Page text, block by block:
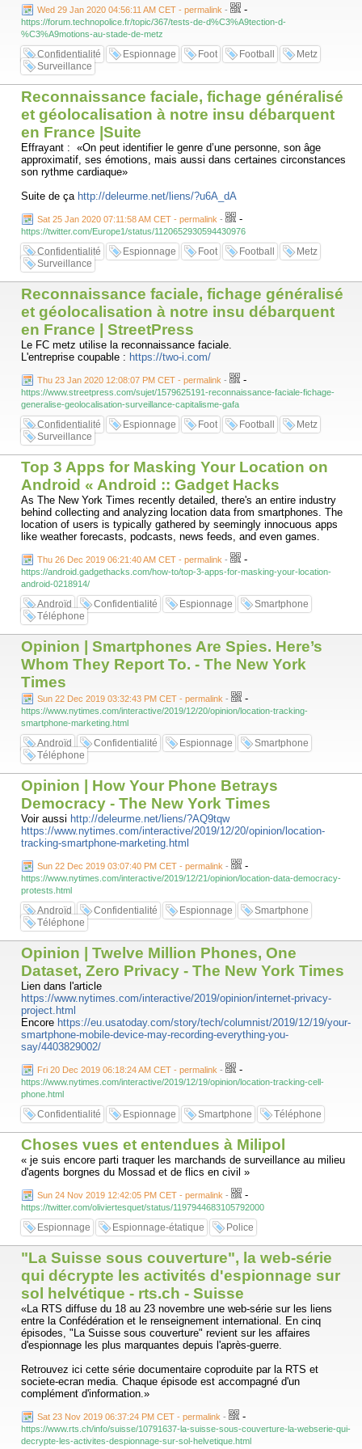
Wed 29 Jan 2020 04:56:11 AM CET - permalink - -
https://forum.technopolice.fr/topic/367/tests-de-d%C3%A9tection-d-
%C3%A9motions-au-stade-de-metz
Confidentialité Espionnage Foot Football
Metz
Surveillance
Reconnaissance faciale, fichage généralisé
et géolocalisation à notre insu débarquent
en France |Suite
Effrayant : «On peut identifier le genre d’une personne, son âge
approximatif, ses émotions, mais aussi dans certaines circonstances
son rythme cardiaque»
Suite de ça http://deleurme.net/liens/?u6A_dA
Sat 25 Jan 2020 07:11:58 AM CET - permalink - -
https://twitter.com/Europe1/status/1120652930594430976
Confidentialité Espionnage Foot Football
Metz
Surveillance
Reconnaissance faciale, fichage généralisé
et géolocalisation à notre insu débarquent
en France | StreetPress
Le FC metz utilise la reconnaissance faciale.
L'entreprise coupable : https://two-i.com/
Thu 23 Jan 2020 12:08:07 PM CET - permalink - -
https://www.streetpress.com/sujet/1579625191-reconnaissance-faciale-fichage-
generalise-geolocalisation-surveillance-capitalisme-gafa
Confidentialité Espionnage Foot Football
Metz
Surveillance
Top 3 Apps for Masking Your Location on
Android « Android :: Gadget Hacks
As The New York Times recently detailed, there's an entire industry
behind collecting and analyzing location data from smartphones. The
location of users is typically gathered by seemingly innocuous apps
like weather forecasts, podcasts, news feeds, and even games.
Thu 26 Dec 2019 06:21:40 AM CET - permalink - -
https://android.gadgethacks.com/how-to/top-3-apps-for-masking-your-location-
android-0218914/
Androïd Confidentialité Espionnage
Smartphone
Téléphone
Opinion | Smartphones Are Spies. Here’s
Whom They Report To. - The New York
Times
Sun 22 Dec 2019 03:32:43 PM CET - permalink - -
https://www.nytimes.com/interactive/2019/12/20/opinion/location-tracking-
smartphone-marketing.html
Androïd Confidentialité Espionnage
Smartphone
Téléphone
Opinion | How Your Phone Betrays
Democracy - The New York Times
Voir aussi http://deleurme.net/liens/?AQ9tqw
https://www.nytimes.com/interactive/2019/12/20/opinion/location-
tracking-smartphone-marketing.html
Sun 22 Dec 2019 03:07:40 PM CET - permalink - -
https://www.nytimes.com/interactive/2019/12/21/opinion/location-data-democracy-
protests.html
Androïd Confidentialité Espionnage
Smartphone
Téléphone
Opinion | Twelve Million Phones, One
Dataset, Zero Privacy - The New York Times
Lien dans l'article
https://www.nytimes.com/interactive/2019/opinion/internet-privacy-
project.html
Encore https://eu.usatoday.com/story/tech/columnist/2019/12/19/your-
smartphone-mobile-device-may-recording-everything-you-
say/4403829002/
Fri 20 Dec 2019 06:18:24 AM CET - permalink - -
https://www.nytimes.com/interactive/2019/12/19/opinion/location-tracking-cell-
phone.html
Confidentialité Espionnage Smartphone Téléphone
Choses vues et entendues à Milipol
« je suis encore parti traquer les marchands de surveillance au milieu
d'agents borgnes du Mossad et de flics en civil »
Sun 24 Nov 2019 12:42:05 PM CET - permalink - -
https://twitter.com/oliviertesquet/status/1197944683105792000
Espionnage Espionnage-étatique Police
"La Suisse sous couverture", la web-série
qui décrypte les activités d'espionnage sur
sol helvétique - rts.ch - Suisse
«La RTS diffuse du 18 au 23 novembre une web-série sur les liens
entre la Confédération et le renseignement international. En cinq
épisodes, "La Suisse sous couverture" revient sur les affaires
d'espionnage les plus marquantes depuis l'après-guerre.
Retrouvez ici cette série documentaire coproduite par la RTS et
societe-ecran media. Chaque épisode est accompagné d'un
complément d'information.»
Sat 23 Nov 2019 06:37:24 PM CET - permalink - -
https://www.rts.ch/info/suisse/10791637-la-suisse-sous-couverture-la-webserie-qui-
decrypte-les-activites-despionnage-sur-sol-helvetique.html